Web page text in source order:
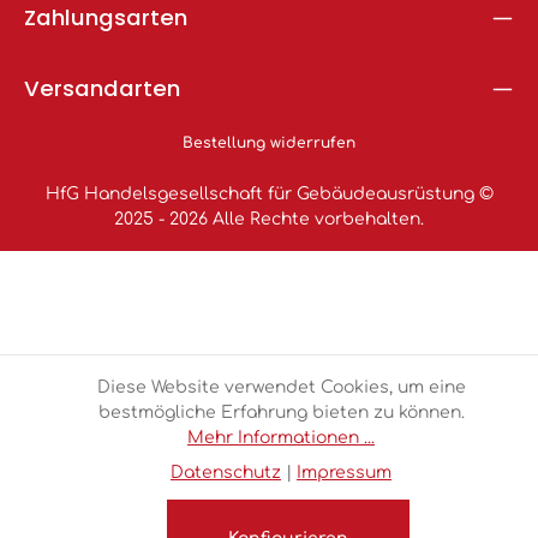
Zahlungsarten
Versandarten
Bestellung widerrufen
HfG Handelsgesellschaft für Gebäudeausrüstung ©
2025 - 2026 Alle Rechte vorbehalten.
Diese Website verwendet Cookies, um eine
bestmögliche Erfahrung bieten zu können.
Mehr Informationen ...
Datenschutz
Impressum